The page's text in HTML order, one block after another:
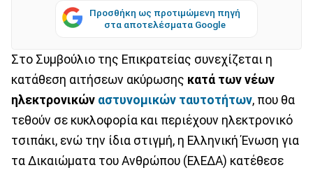
Προσθήκη ως προτιμώμενη πηγή
στα αποτελέσματα Google
Στο Συμβούλιο της Επικρατείας συνεχίζεται η
κατάθεση αιτήσεων ακύρωσης κατά των νέων
ηλεκτρονικών αστυνομικών ταυτοτήτων, που θα
τεθούν σε κυκλοφορία και περιέχουν ηλεκτρονικό
τσιπάκι, ενώ την ίδια στιγμή, η Ελληνική Ένωση για
τα Δικαιώματα του Ανθρώπου (ΕλΕΔΑ) κατέθεσε